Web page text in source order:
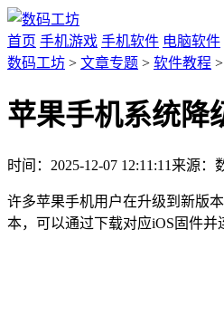
首页 手机游戏 手机软件 电脑软件
数码工坊 > 文章专题 > 软件教程
苹果手机系统降
时间：2025-12-07 12:11:11 来源：
许多苹果手机用户在升级到新版
本，可以通过下载对应iOS固件